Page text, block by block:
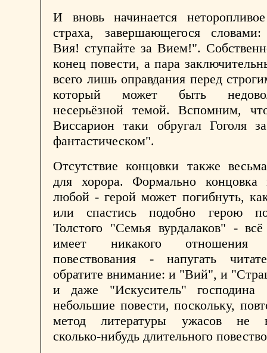
И вновь начинается
страха, завершающегося
Вия! ступайте за Вием!".
конец повести, а пара
всего лишь оправдания перед
который может быть
несерьёзной темой. Вспомним,
Виссарион таки обругал Гоголя
фантастическом".
Отсутствие концовки также
для хорора. Формально
любой - герой может погибнуть,
или спастись подобно герою
Толстого "Семья вурдалаков" -
имеет никакого
повествования - напугать
обратите внимание: и "Вий", и
и даже "Искуситель" господина
небольшие повести, поскольку,
метод литературы ужасов не
сколько-нибудь длительного